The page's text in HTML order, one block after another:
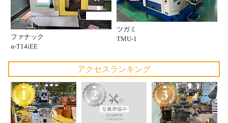
ファナック
α-T14iEE
ツガミ
TMU-1
アクセスランキング